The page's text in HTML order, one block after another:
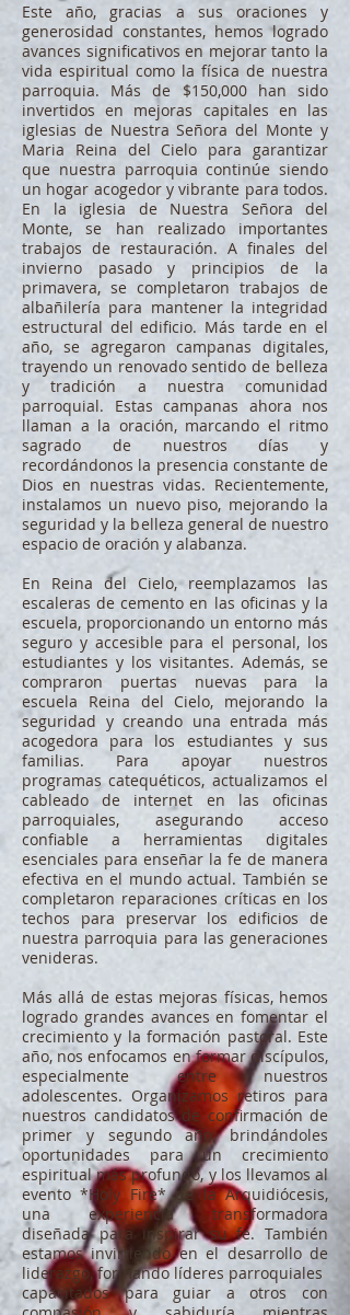
Este año, gracias a sus oraciones y
generosidad constantes, hemos logrado
avances significativos en mejorar tanto la
vida espiritual como la física de nuestra
parroquia. Más de $150,000 han sido
invertidos en mejoras capitales en las
iglesias de Nuestra Señora del Monte y
Maria Reina del Cielo para garantizar
que nuestra parroquia continúe siendo
un hogar acogedor y vibrante para todos.
En la iglesia de Nuestra Señora del
Monte, se han realizado importantes
trabajos de restauración. A finales del
invierno pasado y principios de la
primavera, se completaron trabajos de
albañilería para mantener la integridad
estructural del edificio. Más tarde en el
año, se agregaron campanas digitales,
trayendo un renovado sentido de belleza
y tradición a nuestra comunidad
parroquial. Estas campanas ahora nos
llaman a la oración, marcando el ritmo
sagrado de nuestros días y
recordándonos la presencia constante de
Dios en nuestras vidas. Recientemente,
instalamos un nuevo piso, mejorando la
seguridad y la belleza general de nuestro
espacio de oración y alabanza.
En Reina del Cielo, reemplazamos las
escaleras de cemento en las oficinas y la
escuela, proporcionando un entorno más
seguro y accesible para el personal, los
estudiantes y los visitantes. Además, se
compraron puertas nuevas para la
escuela Reina del Cielo, mejorando la
seguridad y creando una entrada más
acogedora para los estudiantes y sus
familias. Para apoyar nuestros
programas catequéticos, actualizamos el
cableado de internet en las oficinas
parroquiales, asegurando acceso
confiable a herramientas digitales
esenciales para enseñar la fe de manera
efectiva en el mundo actual. También se
completaron reparaciones críticas en los
techos para preservar los edificios de
nuestra parroquia para las generaciones
venideras.
Más allá de estas mejoras físicas, hemos
logrado grandes avances en fomentar el
crecimiento y la formación pastoral. Este
año, nos enfocamos en formar discípulos,
especialmente entre nuestros
adolescentes. Organizamos retiros para
nuestros candidatos de confirmación de
primer y segundo año, brindándoles
oportunidades para un crecimiento
espiritual más profundo, y los llevamos al
evento *Holy Fire* de la Arquidiócesis,
una experiencia transformadora
diseñada para inspirar su fe. También
estamos invirtiendo en el desarrollo de
liderazgo, formando líderes parroquiales
capacitados para guiar a otros con